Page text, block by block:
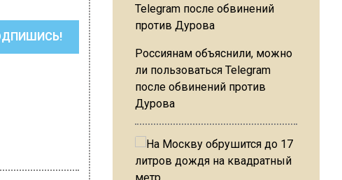
Россиянам объяснили, можно
ли пользоваться Telegram
после обвинений против
Дурова